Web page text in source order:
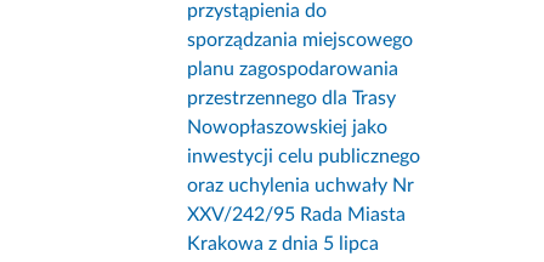
przystąpienia do
sporządzania miejscowego
planu zagospodarowania
przestrzennego dla Trasy
Nowopłaszowskiej jako
inwestycji celu publicznego
oraz uchylenia uchwały Nr
XXV/242/95 Rada Miasta
Krakowa z dnia 5 lipca